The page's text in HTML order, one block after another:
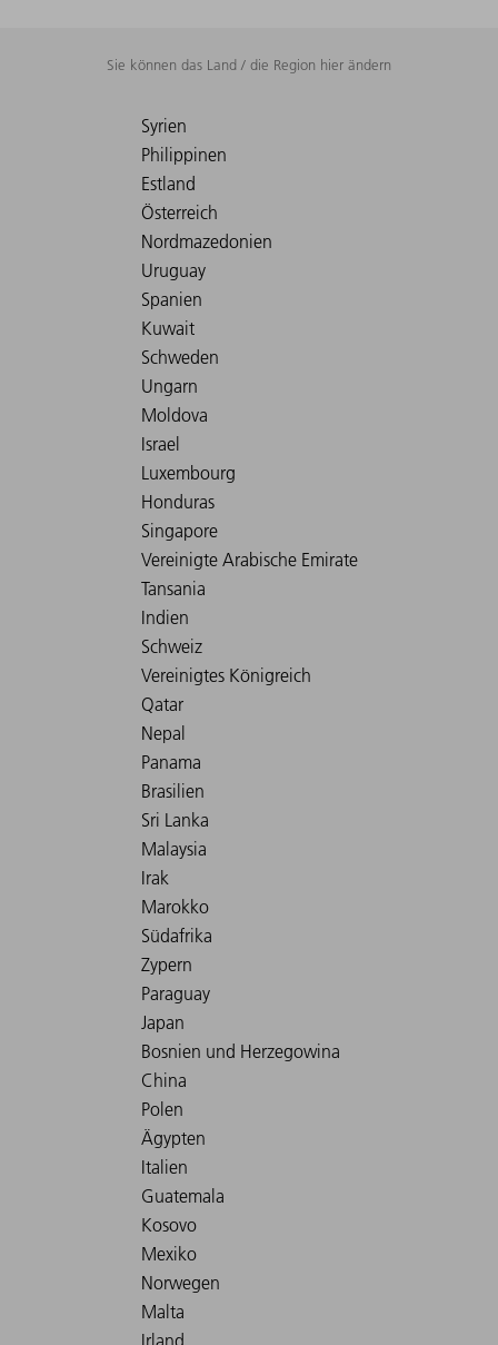
Sie können das Land / die Region hier ändern